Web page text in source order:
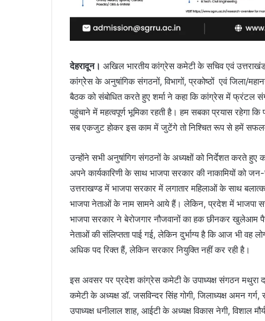
देहरादून। अखिल भारतीय कांग्रेस कमेटी के सचिव एवं
कांग्रेेस के अनुषांगिक संगठनों, विभागों, प्रकोष्ठों एवं जिला/
बैठक को संबोधित करते हुए शर्मा ने कहा कि कांग्रेस में फ्रंटल
पहुंचाने में महत्वपूर्ण भूमिका रहती है। हम सबका प्रयास
सब एकजुट होकर इस काम में जुटेंगे तो निश्चित रूप से हमें
उन्होंने सभी अनुषांगिग संगठनों के अध्यक्षों को निर्देशत करते हुए
अपने कार्यकारिणी के साथ भाजपा सरकार की नाकामियों को
उत्तराखण्ड में भाजपा सरकार में लगातार महिलाओं के साथ
भाजपा नेताओं के नाम सामने आये हैं। लेकिन, प्रदेश में भाजपा
भाजपा सरकार ने बेरोजगार नौजवानों का हक छीनकर खुलेआम
नेताओं की संलिप्तता पाई गई, लेकिन दुर्भाग्य है कि आज भी वह
अधिक पद रिक्त हैं, लेकिन सरकार नियुक्ति नहीं कर रही है।
इस अवसर पर प्रदेश कांग्रेस कमेटी के उपाध्यक्ष संगठन मथुरा
कमेटी के अध्यक्ष डॉ. जसविन्दर सिंह गोगी, जिलाध्यक्ष अमन
उपाध्यक्ष धनीलाल शाह, आईटी के अध्यक्ष विकास नेगी, विशाल